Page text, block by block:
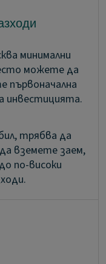
минимални
можете да
първоначална
инвестицията.
трябва да
вземете заем,
по-високи